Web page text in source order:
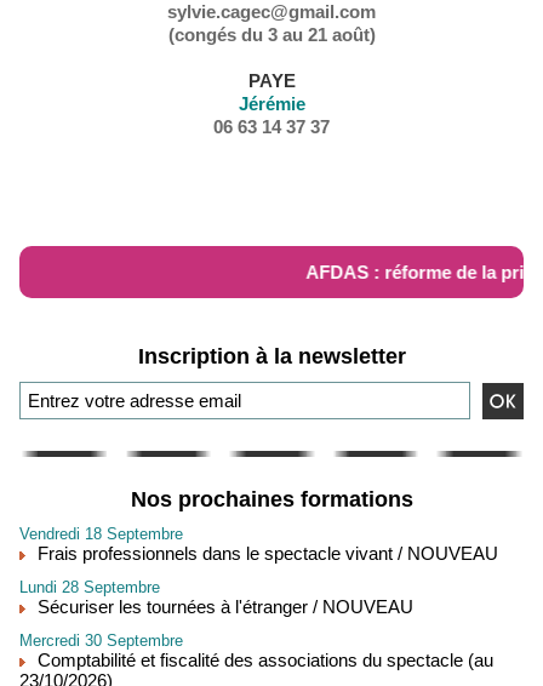
sylvie.cagec@gmail.com
(congés du 3 au 21 août)
PAYE
Jérémie
06 63 14 37 37
AFDAS : réforme de la prise
Inscription à la newsletter
Nos prochaines formations
Vendredi 18 Septembre
Frais professionnels dans le spectacle vivant / NOUVEAU
Lundi 28 Septembre
Sécuriser les tournées à l'étranger / NOUVEAU
Mercredi 30 Septembre
Comptabilité et fiscalité des associations du spectacle (au
23/10/2026)